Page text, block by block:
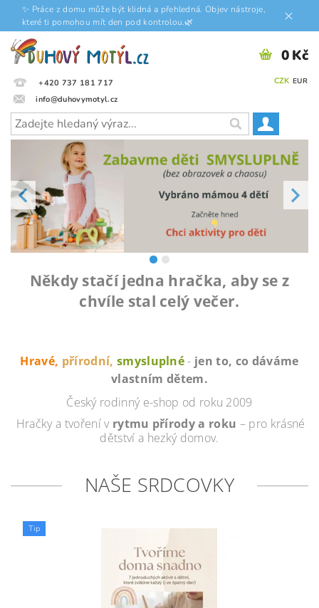
✨ Práce z domu může být klidná a přehledná. Objev nástroje,
které ti pomohou mít den pod kontrolou.🌿
+420 737 181 717
info@duhovymotyl.cz
CZK EUR
0 Kč
Někdy stačíjedna hračka, aby se z
chvíle stal celý večer.
Hravé, přírodní, smysluplné- jen to, co dáváme
vlastním dětem.
Český rodinný e-shop od roku 2009
Hračky a tvoření v rytmu přírody a roku – pro krásné
dětství a hezký domov.
NAŠE SRDCOVKY
Tip